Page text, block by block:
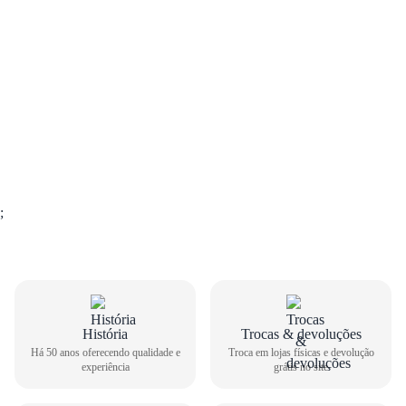
GUIA DE TAMANHOS
;
História
Há 50 anos oferecendo qualidade e
experiência
Trocas & devoluções
Troca em lojas físicas e devolução
grátis no site